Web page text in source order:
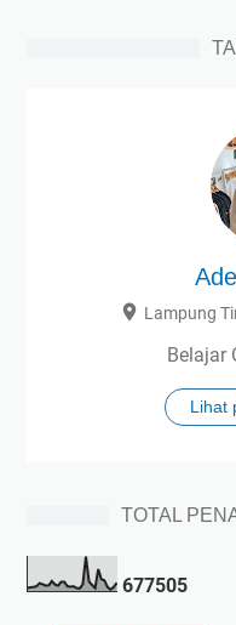
Lampung
Belajar
Lihat
TOTAL
677505